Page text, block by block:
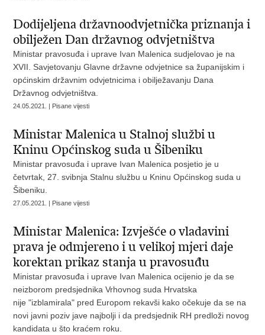
Dodijeljena državnoodvjetnička priznanja i
obilježen Dan državnog odvjetništva
Ministar pravosuđa i uprave Ivan Malenica sudjelovao je na
XVII. Savjetovanju Glavne državne odvjetnice sa županijskim i
općinskim državnim odvjetnicima i obilježavanju Dana
Državnog odvjetništva.
24.05.2021. | Pisane vijesti
Ministar Malenica u Stalnoj službi u
Kninu Općinskog suda u Šibeniku
Ministar pravosuđa i uprave Ivan Malenica posjetio je u
četvrtak, 27. svibnja Stalnu službu u Kninu Općinskog suda u
Šibeniku.
27.05.2021. | Pisane vijesti
Ministar Malenica: Izvješće o vladavini
prava je odmjereno i u velikoj mjeri daje
korektan prikaz stanja u pravosuđu
Ministar pravosuđa i uprave Ivan Malenica ocijenio je da se
neizborom predsjednika Vrhovnog suda Hrvatska
nije "izblamirala" pred Europom rekavši kako očekuje da se na
novi javni poziv jave najbolji i da predsjednik RH predloži novog
kandidata u što kraćem roku.